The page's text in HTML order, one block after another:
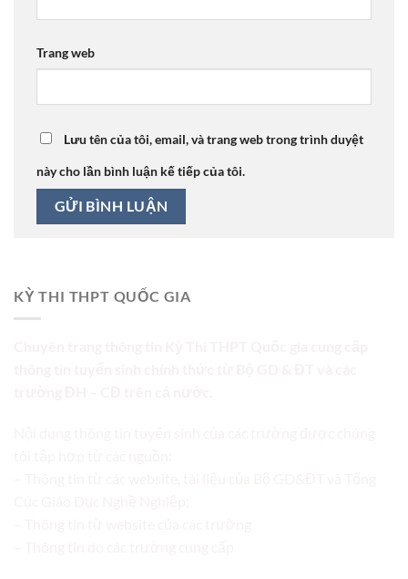
Trang web
Lưu tên của tôi, email, và trang web trong trình duyệt
này cho lần bình luận kế tiếp của tôi.
KỲ THI THPT QUỐC GIA